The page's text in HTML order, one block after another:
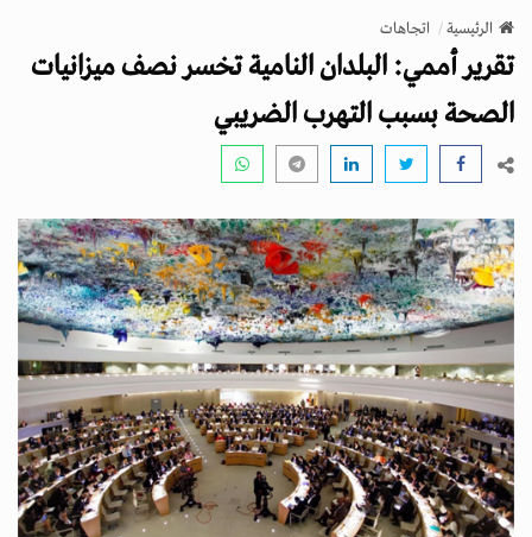
v
g
a
n
الرئيسية اتجاهات
تقرير أممي: البلدان النامية تخسر نصف ميزانيات
الصحة بسبب التهرب الضريبي